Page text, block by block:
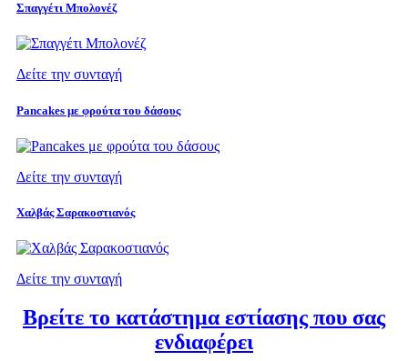
Σπαγγέτι Μπολονέζ
Δείτε την συνταγή
Pancakes με φρούτα του δάσους
Δείτε την συνταγή
Χαλβάς Σαρακοστιανός
Δείτε την συνταγή
Βρείτε το κατάστημα εστίασης που σας
ενδιαφέρει